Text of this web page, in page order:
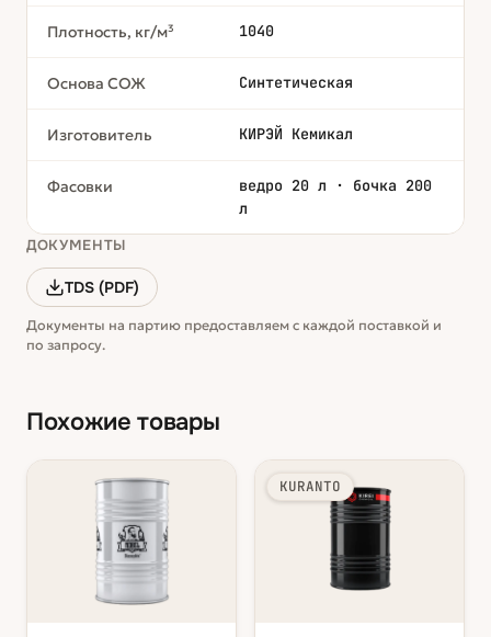
Плотность, кг/м³ 1040
Основа СОЖ Синтетическая
Изготовитель КИРЭЙ Кемикал
Фасовки
ведро 20 л · бочка 200
л
ДОКУМЕНТЫ
TDS (PDF)
Документы на партию предоставляем с каждой поставкой и
по запросу.
Похожие товары
KURANTO